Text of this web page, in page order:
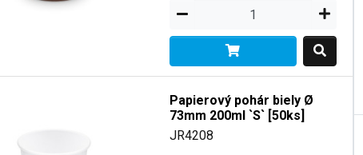
Papierový pohár biely Ø
73mm 200ml `S` [50ks]
JR4208